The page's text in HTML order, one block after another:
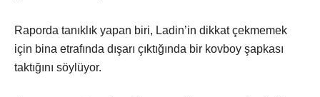
Raporda tanıklık yapan biri, Ladin’in dikkat çekmemek
için bina etrafında dışarı çıktığında bir kovboy şapkası
taktığını söylüyor.